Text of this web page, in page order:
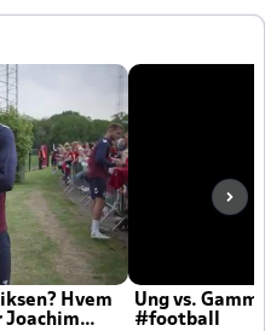
Hvem
Joachim
Ung vs.
#football